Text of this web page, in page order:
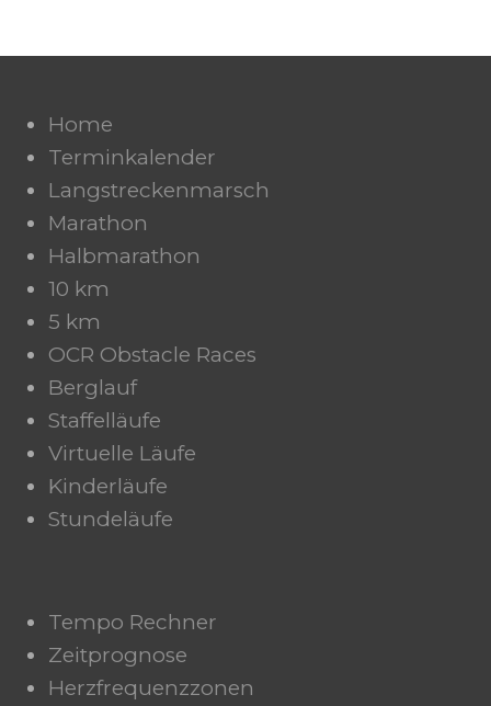
Home
Terminkalender
Langstreckenmarsch
Marathon
Halbmarathon
10 km
5 km
OCR Obstacle Races
Berglauf
Staffelläufe
Virtuelle Läufe
Kinderläufe
Stundeläufe
Tempo Rechner
Zeitprognose
Herzfrequenzzonen